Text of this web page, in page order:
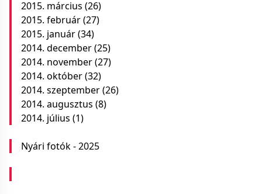
2015. március (26)
2015. február(27)
2015. január(34)
2014. december(25)
2014. november(27)
2014. október(32)
2014. szeptember(26)
2014. augusztus (8)
2014. július (1)
Nyári fotók - 2025